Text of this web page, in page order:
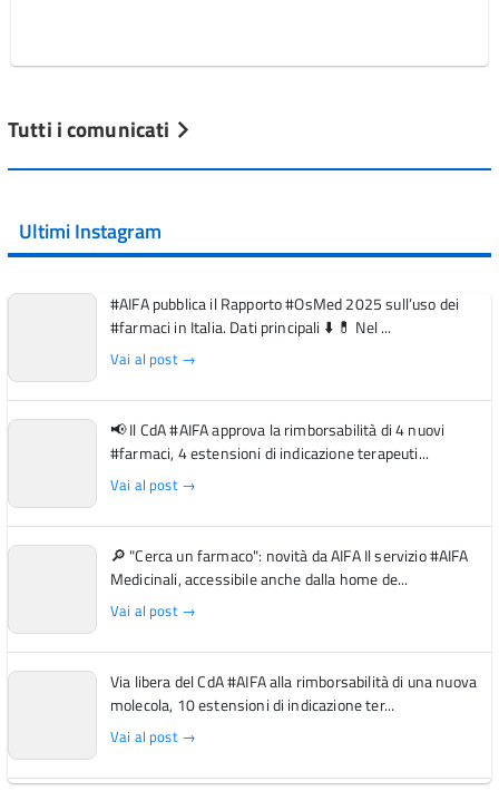
Tutti i comunicati
Ultimi Instagram
#AIFA pubblica il Rapporto #OsMed 2025 sull’uso dei
#farmaci in Italia. Dati principali ⬇️ 💊 Nel ...
Vai al post →
📢 Il CdA #AIFA approva la rimborsabilità di 4 nuovi
#farmaci, 4 estensioni di indicazione terapeuti...
Vai al post →
🔎 "Cerca un farmaco": novità da AIFA Il servizio #AIFA
Medicinali, accessibile anche dalla home de...
Vai al post →
Via libera del CdA #AIFA alla rimborsabilità di una nuova
molecola, 10 estensioni di indicazione ter...
Vai al post →